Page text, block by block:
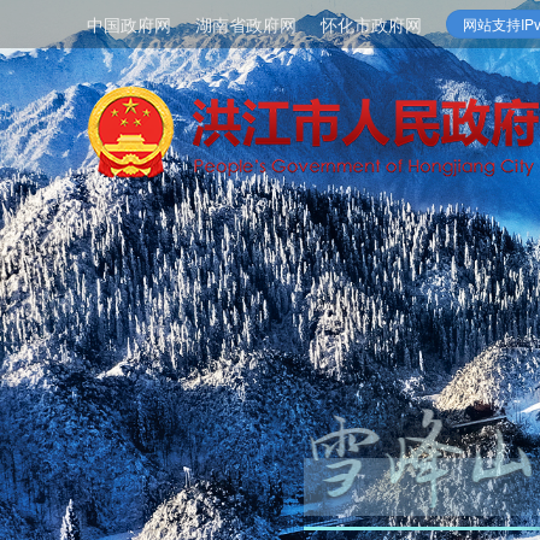
中国政府网 湖南省政府网 怀化市政府网 网站支持